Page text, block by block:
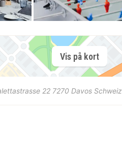
Vis på kort
22 7270 Davos Schweiz